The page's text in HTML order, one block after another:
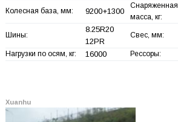
Колесная база, мм: 9200+1300
Снаряженная
масса, кг:
Шины:
8.25R20
12PR
Свес, мм:
Нагрузки по осям, кг: 16000 Рессоры:
Xuanhu